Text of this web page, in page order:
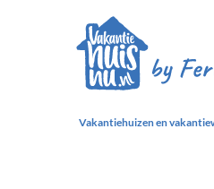
Vakantiehuizen en